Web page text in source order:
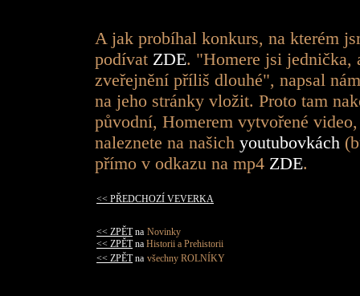
A jak probíhal konkurs, na kterém
podívat ZDE. "Homere jsi jednička,
zveřejnění příliš dlouhé", napsal
na jeho stránky vložit. Proto tam
původní, Homerem vytvořené
naleznete na našich youtubovkách
přímo v odkazu na mp4 ZDE.
<< PŘEDCHOZÍ VEVERKA
<< ZPĚTna Novinky
<< ZPĚTna Historii a Prehistorii
<< ZPĚTna všechny ROLNÍKY